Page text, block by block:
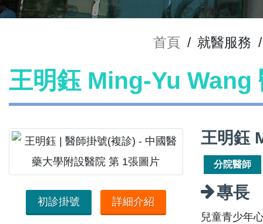
首頁 / 就醫服務 /
王明鈺 Ming-Yu Wang
初診掛號 詳細介紹
王明鈺
分院醫師
專長
兒童青少年